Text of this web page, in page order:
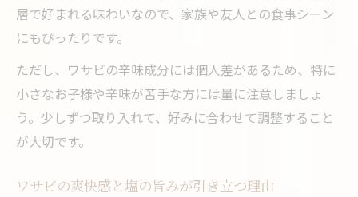
層で好まれる味わいなので、家族や友人との食事シーン
にもぴったりです。
ただし、ワサビの辛味成分には個人差があるため、特に
小さなお子様や辛味が苦手な方には量に注意しましょ
う。少しずつ取り入れて、好みに合わせて調整すること
が大切です。
ワサビの爽快感と塩の旨みが引き立つ理由